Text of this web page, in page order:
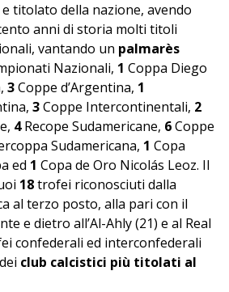
titolato della nazione, avendo
anni di storia molti titoli
vantando un palmarès
Nazionali, 1 Coppa Diego
3Coppe d’Argentina, 1
3Coppe Intercontinentali, 2
4Recope Sudamericane, 6Coppe
Sudamericana, 1 Copa
ed 1 Copa de Oro Nicolás Leoz. Il
18trofei riconosciuti dalla
al terzo posto, alla pari con il
e dietro all’Al-Ahly (21) e al Real
confederali ed interconfederali
club calcistici più titolati al